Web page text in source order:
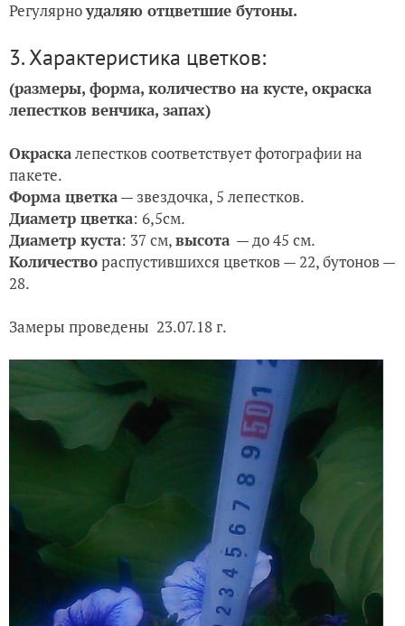
Регулярноудаляю отцветшие бутоны.
3. Характеристика цветков:
(размеры, форма, количество на кусте, окраска
лепестков венчика, запах)
Окраскалепестков соответствуетфотографии на
пакете.
Форма цветка— звездочка, 5 лепестков.
Диаметр цветка: 6,5см.
Диаметр куста: 37 см,высота— до45 см.
Количествораспустившихся цветков— 22, бутонов—
28.
Замеры проведены 23.07.18 г.